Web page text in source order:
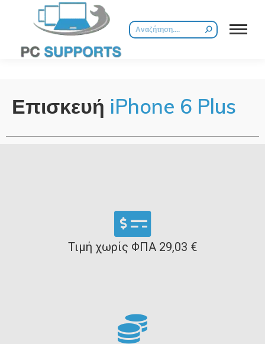
Επισκευή iPhone 6 Plus
Τιμή χωρίς ΦΠΑ 29,03 €